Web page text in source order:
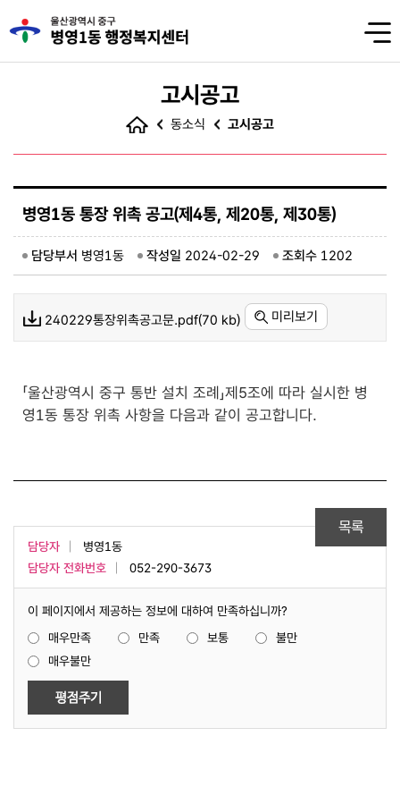
고시공고
동소식 고시공고
병영1동 통장 위촉 공고(제4통, 제20통, 제30통)
담당부서 병영1동 작성일 2024-02-29 조회수 1202
240229통장위촉공고문.pdf(70 kb) 미리보기
「울산광역시 중구 통반 설치 조례」제5조에 따라 실시한 병
영1동 통장 위촉 사항을 다음과 같이 공고합니다.
목록
담당자
병영1동
담당자 전화번호
052-290-3673
이 페이지에서 제공하는 정보에 대하여 만족하십니까?
매우만족
만족 보통
불만
매우불만